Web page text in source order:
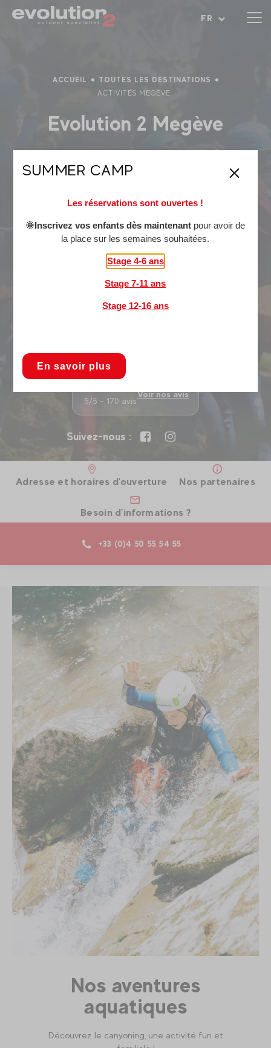
FR
Ouvrir le menu
ACCUEIL
TOUTES LES DESTINATIONS
ACTIVITÉS MEGÈVE
Evolution 2 Megève
Village authentique de haute-savoie, cette station de
découvrir :
Canyoning,raftingou encorehydrospeed, rafraîchissez vous
à la montagne !
VTT électrique ,parapente
de main.
Evolution 2 Megève
5/5 - 170 avis
Voir nos avis
Suivez-nous :
Adresse et horaires d'ouverture Nos partenaires
Besoin d'informations ?
+33 (0)4 50 55 54 55
Nos aventures
aquatiques
Découvrez le canyoning, une activité fun et
SUMMER CAMP
Les réservations sont ouvertes !
🌞Inscrivez vos enfants dès maintenant pour avoir de
la place sur les semaines souhaitées.
Stage 4-6 ans
Stage 7-11 ans
Stage 12-16 ans
En savoir plus